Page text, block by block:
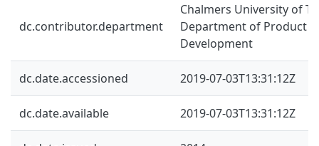
dc.contributor.department
Chalmers University of
Department of Product
Development
dc.date.accessioned 2019-07-03T13:31:12Z
dc.date.available 2019-07-03T13:31:12Z